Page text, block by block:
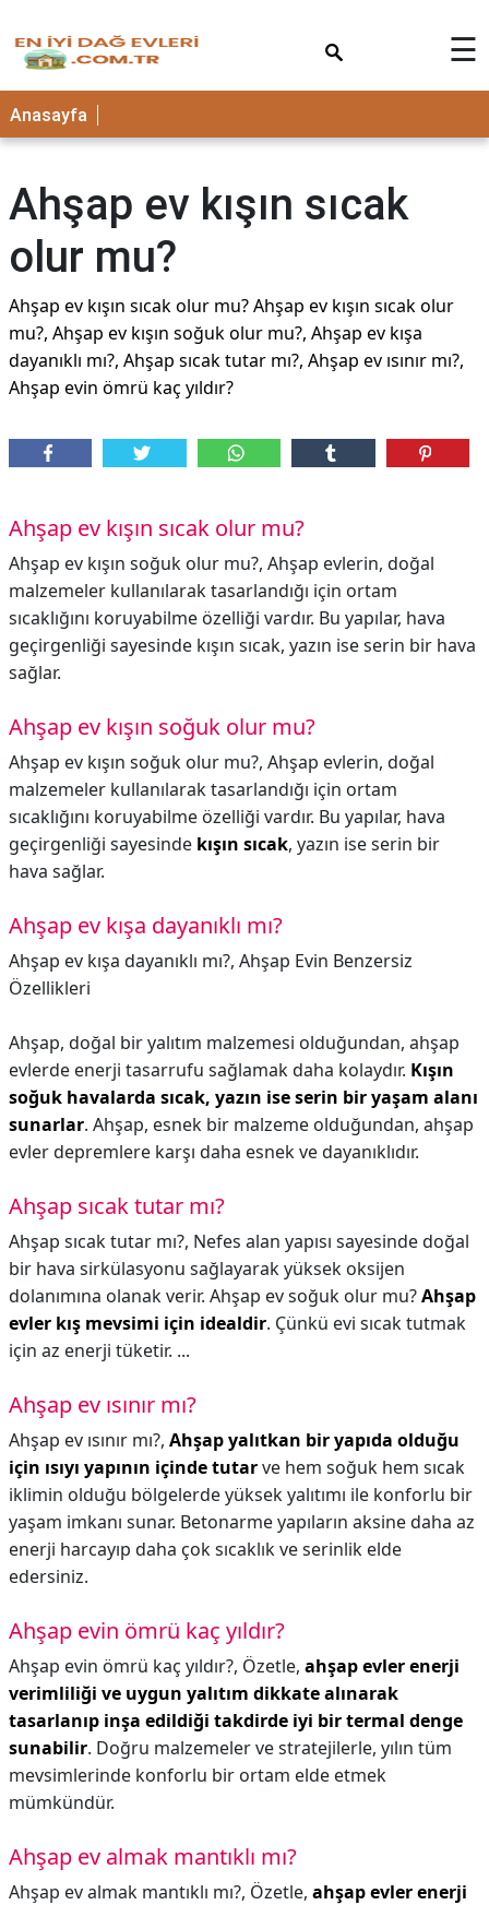
☰
Anasayfa
Ahşap ev kışın sıcak
olur mu?
Ahşap ev kışın sıcak olur mu? Ahşap ev kışın sıcak olur
mu?, Ahşap ev kışın soğuk olur mu?, Ahşap ev kışa
dayanıklı mı?, Ahşap sıcak tutar mı?, Ahşap ev ısınır mı?,
Ahşap evin ömrü kaç yıldır?
Ahşap ev kışın sıcak olur mu?
Ahşap ev kışın soğuk olur mu?, Ahşap evlerin, doğal
malzemeler kullanılarak tasarlandığı için ortam
sıcaklığını koruyabilme özelliği vardır. Bu yapılar, hava
geçirgenliği sayesinde kışın sıcak, yazın ise serin bir hava
sağlar.
Ahşap ev kışın soğuk olur mu?
Ahşap ev kışın soğuk olur mu?, Ahşap evlerin, doğal
malzemeler kullanılarak tasarlandığı için ortam
sıcaklığını koruyabilme özelliği vardır. Bu yapılar, hava
geçirgenliği sayesinde kışın sıcak, yazın ise serin bir
hava sağlar.
Ahşap ev kışa dayanıklı mı?
Ahşap ev kışa dayanıklı mı?, Ahşap Evin Benzersiz
Özellikleri
Ahşap, doğal bir yalıtım malzemesi olduğundan, ahşap
evlerde enerji tasarrufu sağlamak daha kolaydır. Kışın
soğuk havalarda sıcak, yazın ise serin bir yaşam alanı
sunarlar. Ahşap, esnek bir malzeme olduğundan, ahşap
evler depremlere karşı daha esnek ve dayanıklıdır.
Ahşap sıcak tutar mı?
Ahşap sıcak tutar mı?, Nefes alan yapısı sayesinde doğal
bir hava sirkülasyonu sağlayarak yüksek oksijen
dolanımına olanak verir. Ahşap ev soğuk olur mu?Ahşap
evler kış mevsimi için idealdir. Çünkü evi sıcak tutmak
için az enerji tüketir. ...
Ahşap ev ısınır mı?
Ahşap ev ısınır mı?, Ahşap yalıtkan bir yapıda olduğu
için ısıyı yapının içinde tutarve hem soğuk hem sıcak
iklimin olduğu bölgelerde yüksek yalıtımı ile konforlu bir
yaşam imkanı sunar. Betonarme yapıların aksine daha az
enerji harcayıp daha çok sıcaklık ve serinlik elde
edersiniz.
Ahşap evin ömrü kaç yıldır?
Ahşap evin ömrü kaç yıldır?, Özetle, ahşap evler enerji
verimliliği ve uygun yalıtım dikkate alınarak
tasarlanıp inşa edildiği takdirde iyi bir termal denge
sunabilir. Doğru malzemeler ve stratejilerle, yılın tüm
mevsimlerinde konforlu bir ortam elde etmek
mümkündür.
Ahşap ev almak mantıklı mı?
Ahşap ev almak mantıklı mı?, Özetle, ahşap evler enerji